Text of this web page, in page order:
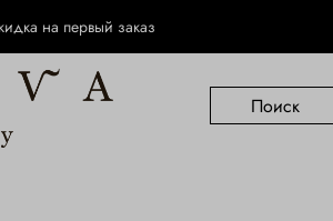
на первый заказ